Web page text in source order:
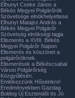
Elhunyt Cseke János a
Békés Megyei Polgárőrök
Szövetsége elnökhelyettese
Elhunyt Matajsz András a
Békés Megyei Polgárőr
Szövetség elnökségi tagja
Elismerés a XVIII. Békés
Megyei Polgárőr Napon
Elismerés és köszönet a
polgárőröknek.
Elismerések a Békéscsabai
Városi Polgárőrség
Közgyűlésén.
Emlékezzünk Hőseinkre!
Eredményekben Gazdag
Boldog Új Esztendőt és Jó